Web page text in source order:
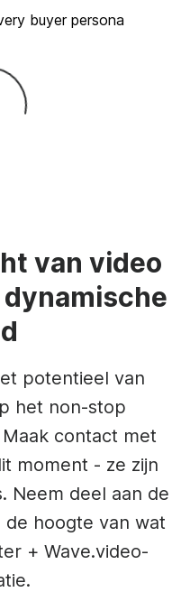
van video
potentieel van
het non-stop
contact met
moment - ze zijn
Neem deel aan de
hoogte van wat
+ Wave.video-